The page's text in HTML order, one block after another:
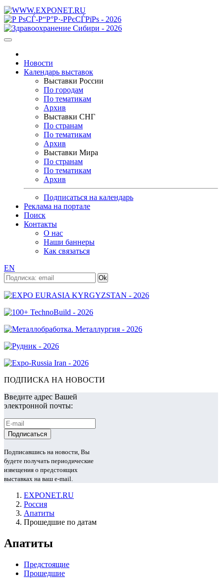
Новости
Календарь выставок
Выставки России
По городам
По тематикам
Архив
Выставки СНГ
По странам
По тематикам
Архив
Выставки Мира
По странам
По тематикам
Архив
Подписаться на календарь
Реклама на портале
Поиск
Контакты
О нас
Наши баннеры
Как связаться
EN
ПОДПИСКА НА НОВОСТИ
Введите адрес Вашей
электронной почты:
Подписавшись на новости, Вы
будете получать периодические
извещения о предстоящих
выставках на ваш e-mail.
EXPONET.RU
Россия
Апатиты
Прошедшие по датам
Апатиты
Предстоящие
Прошедшие